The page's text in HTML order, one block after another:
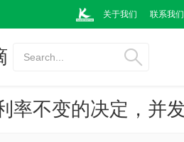
关于我们 联系我们
Search...